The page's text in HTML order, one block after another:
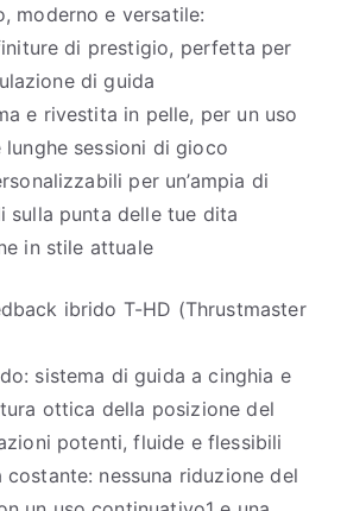
moderno e versatile:
di prestigio, perfetta per
di guida
e rivestita in pelle, per un uso
sessioni di gioco
per un’ampia di
sulla punta delle tue dita
in stile attuale
ibrido T-HD (Thrustmaster
sistema di guida a cinghia e
ottica della posizione del
potenti, fluide e flessibili
nessuna riduzione del